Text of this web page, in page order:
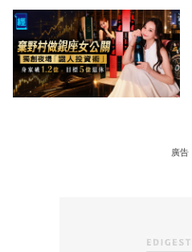
廣告